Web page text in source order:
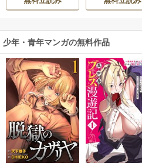
h-goon
少年・青年マンガの無料作品